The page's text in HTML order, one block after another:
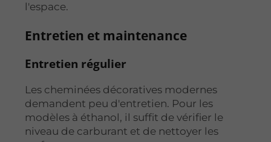
l'espace.
Entretien et maintenance
Entretien régulier
Les cheminées décoratives modernes
demandent peu d'entretien. Pour les
modèles à éthanol, il suffit de vérifier le
niveau de carburant et de nettoyer les